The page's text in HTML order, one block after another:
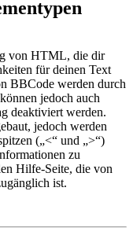
von HTML, die dir
für deinen Text
BBCode werden durch
jedoch auch
deaktiviert werden.
jedoch werden
(„<“ und „>“)
zu
Hilfe-Seite, die von
ist.